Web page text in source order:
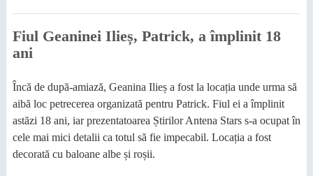
Fiul Geaninei Ilieș, Patrick, a împlinit 18
ani
Încă de după-amiază, Geanina Ilieș a fost la locația unde urma să
aibă loc petrecerea organizată pentru Patrick. Fiul ei a împlinit
astăzi 18 ani, iar prezentatoarea Știrilor Antena Stars s-a ocupat în
cele mai mici detalii ca totul să fie impecabil. Locația a fost
decorată cu baloane albe și roșii.